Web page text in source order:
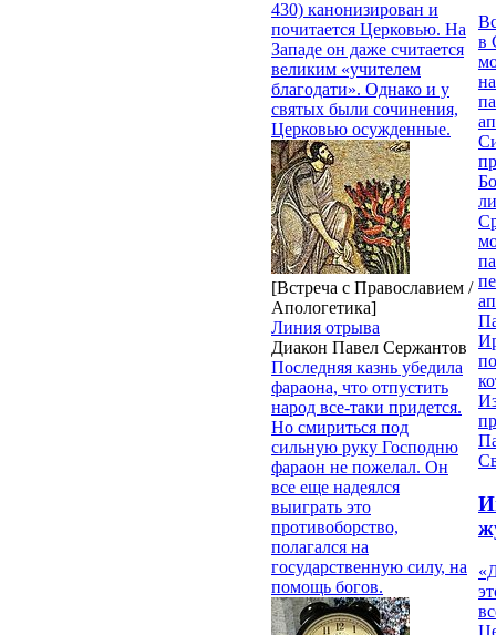
430) канонизирован и
почитается Церковью. На
Западе он даже считается
великим «учителем
благодати». Однако и у
святых были сочинения,
Церковью осужденные.
[Встреча с Православием /
Апологетика]
Линия отрыва
Диакон Павел Сержантов
Последняя казнь убедила
фараона, что отпустить
народ все-таки придется.
Но смириться под
сильную руку Господню
фараон не пожелал. Он
все еще надеялся
выиграть это
противоборство,
полагался на
государственную силу, на
помощь богов.
в